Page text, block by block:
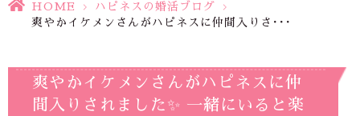
HOME > ハピネスの婚活ブログ
>
爽やかイケメンさんがハピネスに仲間入りさ･･･
爽やかイケメンさんがハピネスに仲
間入りされました✨ 一緒にいると楽